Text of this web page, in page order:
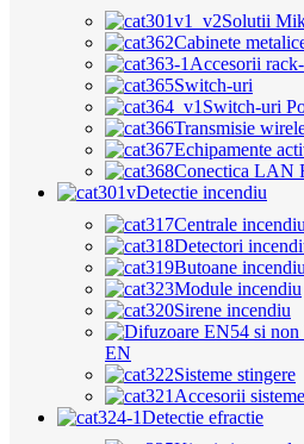
Solutii
Cabinete
Accesorii
Switch-uri
Switch-uri
Transmisie
Echipamente
Conectica LAN
Detectie incendiu
Centrale incendiu
Detectori
Butoane incendiu
Module incendiu
Sirene incendiu
EN
Sisteme stingere
Accesorii
Detectie efractie